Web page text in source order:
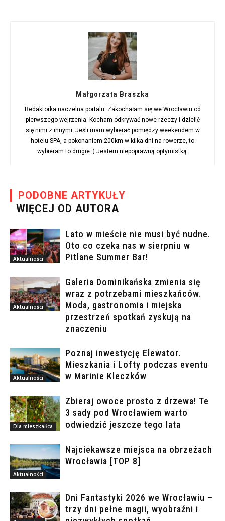
Małgorzata Braszka
Redaktorka naczelna portalu. Zakochałam się we Wrocławiu od
pierwszego wejrzenia. Kocham odkrywać nowe rzeczy i dzielić
się nimi z innymi. Jeśli mam wybierać pomiędzy weekendem w
hotelu SPA, a pokonaniem 200km w kilka dni na rowerze, to
wybieram to drugie :) Jestem niepoprawną optymistką.
PODOBNE ARTYKUŁY
WIĘCEJ OD AUTORA
Aktualności
Lato w mieście nie musi być nudne.
Oto co czeka nas w sierpniu w
Pitlane Summer Bar!
Aktualności
Galeria Dominikańska zmienia się
wraz z potrzebami mieszkańców.
Moda, gastronomia i miejska
przestrzeń spotkań zyskują na
znaczeniu
Aktualności
Poznaj inwestycję Elewator.
Mieszkania i Lofty podczas eventu
w Marinie Kleczków
Dla mieszkańca
Zbieraj owoce prosto z drzewa! Te
3 sady pod Wrocławiem warto
odwiedzić jeszcze tego lata
Aktualności
Najciekawsze miejsca na obrzeżach
Wrocławia [TOP 8]
Dni Fantastyki 2026 we Wrocławiu –
trzy dni pełne magii, wyobraźni i